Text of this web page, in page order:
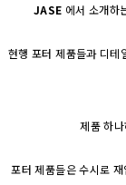
JASE 에서 소개하
현행 포터 제품들과 디테
제품 하
포터 제품들은 수시로